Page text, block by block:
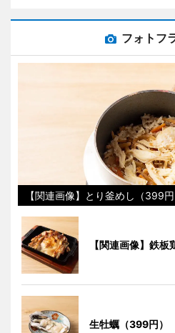
フォトフ
【関連画像】とり釜めし（399円
【関連画像】鉄板
生牡蠣（399円）